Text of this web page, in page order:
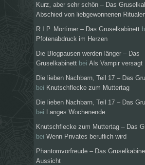
Kurz, aber sehr schön – Das
Abschied von liebgewonnenen
R.I.P. Mortimer – Das Gruselkabinett
Pfotenabdruck im Herzen
Die Blogpausen werden länger – Das
Gruselkabinett bei Als Vampir versagt
Die lieben Nachbarn, Teil 17 – Das
bei Knutschflecke zum Muttertag
Die lieben Nachbarn, Teil 17 – Das
bei
Langes Wochenende
Knutschflecke zum Muttertag – Das
bei Wenn Privates beruflich wird
Phantomvorfreude – Das
Aussicht